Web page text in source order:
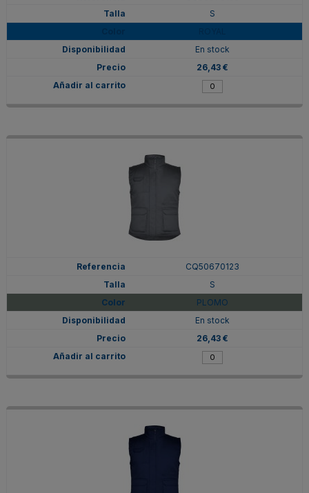
S
En stock
26,43 €
CQ50670123
S
PLOMO
En stock
26,43 €